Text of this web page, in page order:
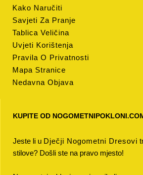
Kako Naručiti
Savjeti Za Pranje
Tablica Veličina
Uvjeti Korištenja
Pravila O Privatnosti
Mapa Stranice
Nedavna Objava
KUPITE OD
Jeste li u Dječji Nogometni Dresovi
stilove? Došli ste na pravo mjesto!